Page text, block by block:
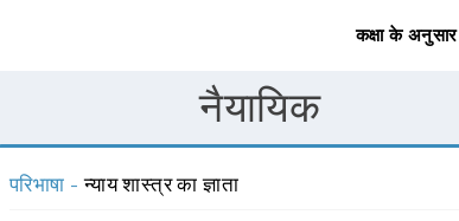
कक्षा के अनुसार
नैयायिक
परिभाषा -न्याय शास्त्र का ज्ञाता